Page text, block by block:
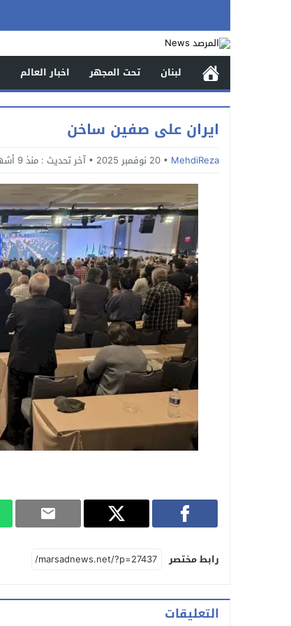
لبنان تحت المجهر اخبار العالم
ايران على صفين ساخن
MehdiReza 20 نوفمبر 2025 آخر تحديث : منذ 9 أشهر
رابط مختصر
التعليقات